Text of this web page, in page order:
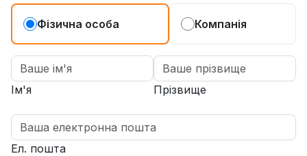
Фізична особа Компанія
Ім'я Прізвище
Ел. пошта